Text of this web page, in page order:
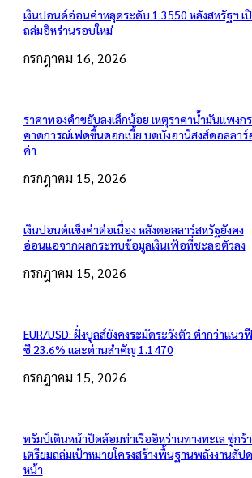
เงินปอนด์อ่อนค่าหลุดระดับ 1.3550 หลังสหรัฐฯ เ
ถล่มอิหร่านรอบใหม่
กรกฎาคม 16, 2026
ราคาทองคำขยับลงเล็กน้อย เหตุราคาน้ำมันแพงก
คาดการณ์เฟดขึ้นดอกเบี้ย บดบังอานิสงส์ดอลลา
ค่า
กรกฎาคม 15, 2026
เงินปอนด์แข็งค่าต่อเนื่อง หลังดอลลาร์สหรัฐยังคง
อ่อนแอจากผลกระทบข้อมูลเงินเฟ้อที่ชะลอตัวลง
กรกฎาคม 15, 2026
EUR/USD: ฝั่งบูลส์ยังคงระมัดระวังตัว ต่ำกว่าแนว
ชี 23.6% และด่านสำคัญ 1.1470
กรกฎาคม 15, 2026
ทรัมป์เดินหน้าปิดล้อมท่าเรืออิหร่านทางทะเล ขู่กร้
เตรียมถล่มเป้าหมายโครงสร้างพื้นฐานพลังงานสัป
หน้า